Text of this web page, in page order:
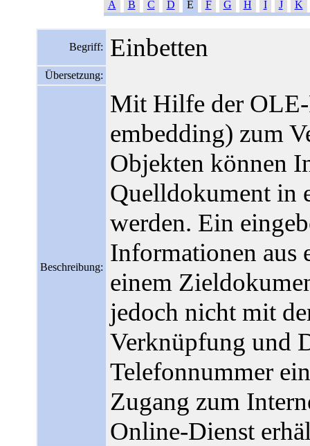
A B C D E F G H I J K
Begriff: Einbetten
Übersetzung:
Beschreibung:
Mit Hilfe der
embedding) zum
Objekten können
Quelldokument in
werden. Ein
Informationen aus
einem
jedoch nicht mit
Verknüpfung und
Telefonnummer
Zugang zum
Online-Dienst